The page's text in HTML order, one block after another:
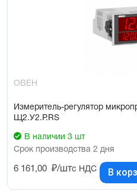
ОВЕН
Измеритель-регулятор
Щ2.У2.Р.RS
В наличии 3 шт
Срок производства 2 дня
6 161,00 ₽/штс НДС В